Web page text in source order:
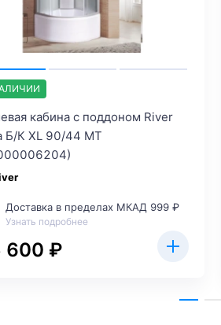
кабина с поддоном River
Б/К XL 90/44 MT
Доставка в пределах МКАД 999 ₽
Узнать подробнее
600 ₽